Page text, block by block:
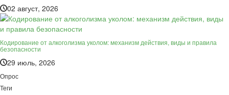
02 август, 2026
Кодирование от алкоголизма уколом: механизм действия, виды и правила
безопасности
29 июль, 2026
Опрос
Теги